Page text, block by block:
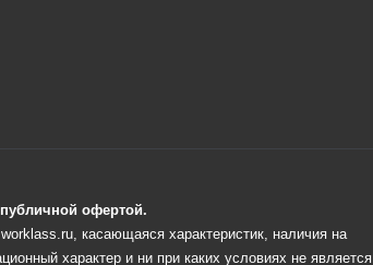
офертой.
касающаяся характеристик, наличия на
характер и ни при каких условиях не является